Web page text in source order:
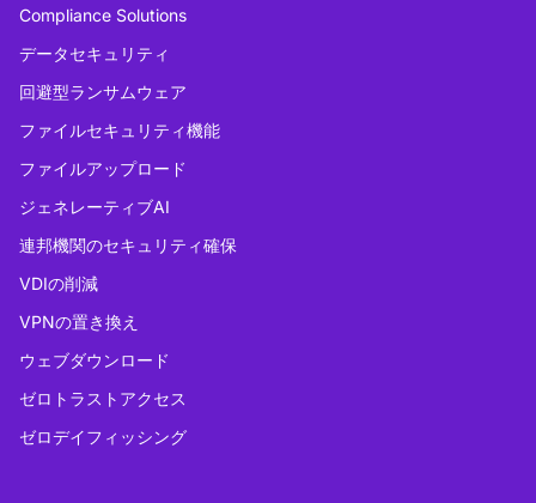
Compliance Solutions
データセキュリティ
回避型ランサムウェア
ファイルセキュリティ機能
ファイルアップロード
ジェネレーティブAI
連邦機関のセキュリティ確保
VDIの削減
VPNの置き換え
ウェブダウンロード
ゼロトラストアクセス
ゼロデイフィッシング